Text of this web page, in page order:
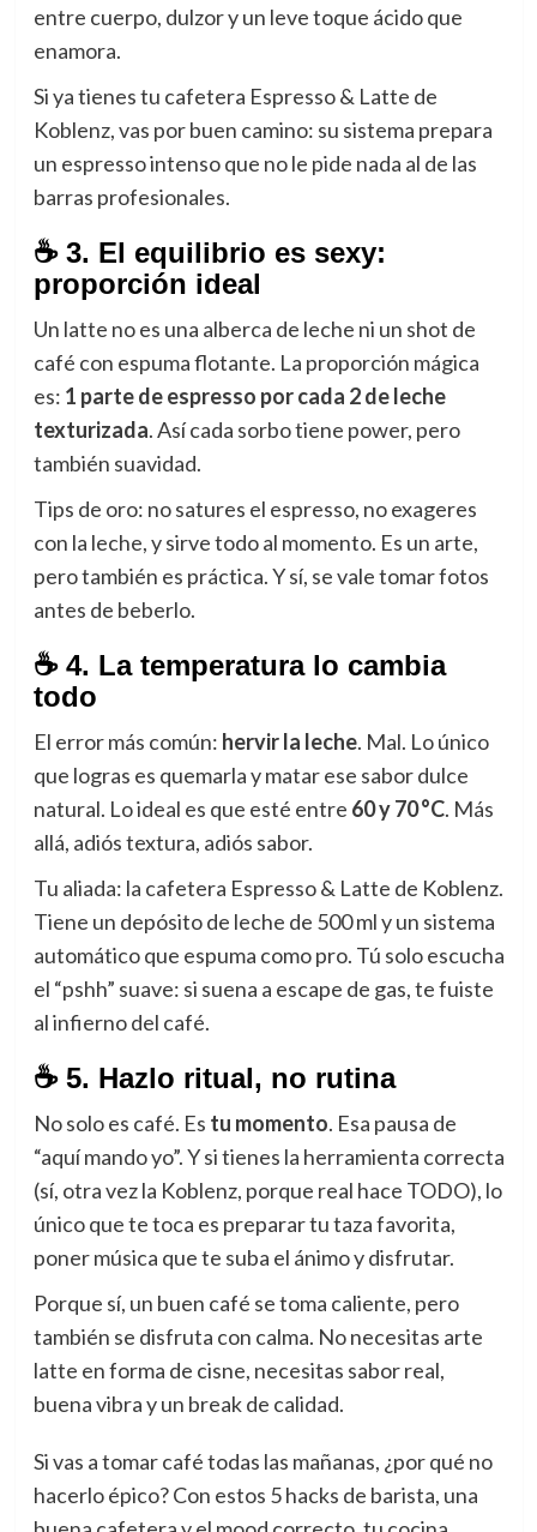
entre cuerpo, dulzor y un leve toque ácido que
enamora.
Si ya tienes tu cafetera Espresso & Latte de
Koblenz, vas por buen camino: su sistema prepara
un espresso intenso que no le pide nada al de las
barras profesionales.
☕ 3. El equilibrio es sexy:
proporción ideal
Un latte no es una alberca de leche ni un shot de
café con espuma flotante. La proporción mágica
es: 1 parte de espresso por cada 2 de leche
texturizada. Así cada sorbo tiene power, pero
también suavidad.
Tips de oro: no satures el espresso, no exageres
con la leche, y sirve todo al momento. Es un arte,
pero también es práctica. Y sí, se vale tomar fotos
antes de beberlo.
☕ 4. La temperatura lo cambia
todo
El error más común: hervir la leche. Mal. Lo único
que logras es quemarla y matar ese sabor dulce
natural. Lo ideal es que esté entre 60 y 70 °C. Más
allá, adiós textura, adiós sabor.
Tu aliada: la cafetera Espresso & Latte de Koblenz.
Tiene un depósito de leche de 500 ml y un sistema
automático que espuma como pro. Tú solo escucha
el “pshh” suave: si suena a escape de gas, te fuiste
al infierno del café.
☕ 5. Hazlo ritual, no rutina
No solo es café. Es tu momento. Esa pausa de
“aquí mando yo”. Y si tienes la herramienta correcta
(sí, otra vez la Koblenz, porque real hace TODO), lo
único que te toca es preparar tu taza favorita,
poner música que te suba el ánimo y disfrutar.
Porque sí, un buen café se toma caliente, pero
también se disfruta con calma. No necesitas arte
latte en forma de cisne, necesitas sabor real,
buena vibra y un break de calidad.
Si vas a tomar café todas las mañanas, ¿por qué no
hacerlo épico? Con estos 5 hacks de barista, una